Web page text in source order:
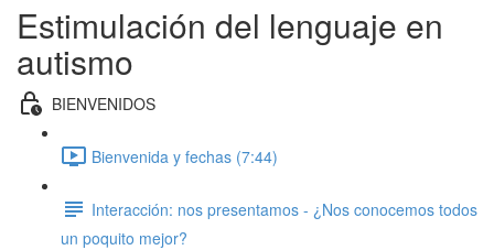
Estimulación del lenguaje en
autismo
BIENVENIDOS
Bienvenida y fechas (7:44)
Interacción: nos presentamos - ¿Nos conocemos todos
un poquito mejor?